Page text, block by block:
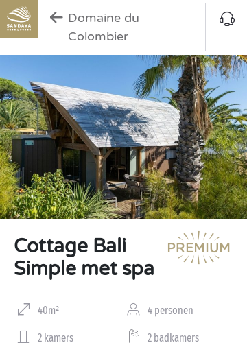
Domaine du
Colombier
Cottage Bali
Simple met spa
40m² 4 personen
2 kamers 2 badkamers